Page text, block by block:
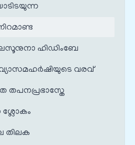
ഹിഡിംബേ
വ്യാസമഹർഷിയുടെ വരവ്
തപനപ്രഭാസ്തേ
തിലക